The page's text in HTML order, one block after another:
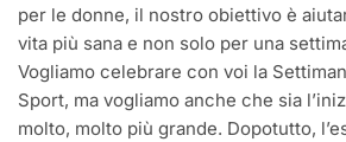
per le donne, il nostro obiettivo è
vita più sana e non solo per una
Vogliamo celebrare con voi la
Sport, ma vogliamo anche che sia
molto, molto più grande. Dopotutto,